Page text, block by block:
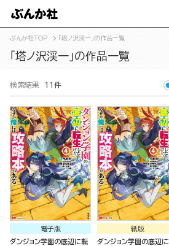
ぶんか社TOP 「塔ノ沢渓一」の作品一覧
「塔ノ沢渓一」の作品一覧
検索結果 11件
電子版
ダンジョン学園の底辺に転
紙版
ダンジョン学園の底辺